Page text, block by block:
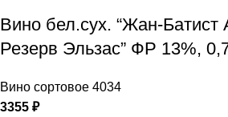
Вино бел.сух. “Жан-Батист
Резерв Эльзас” ФР 13%,
Вино сортовое 4034
3355 ₽